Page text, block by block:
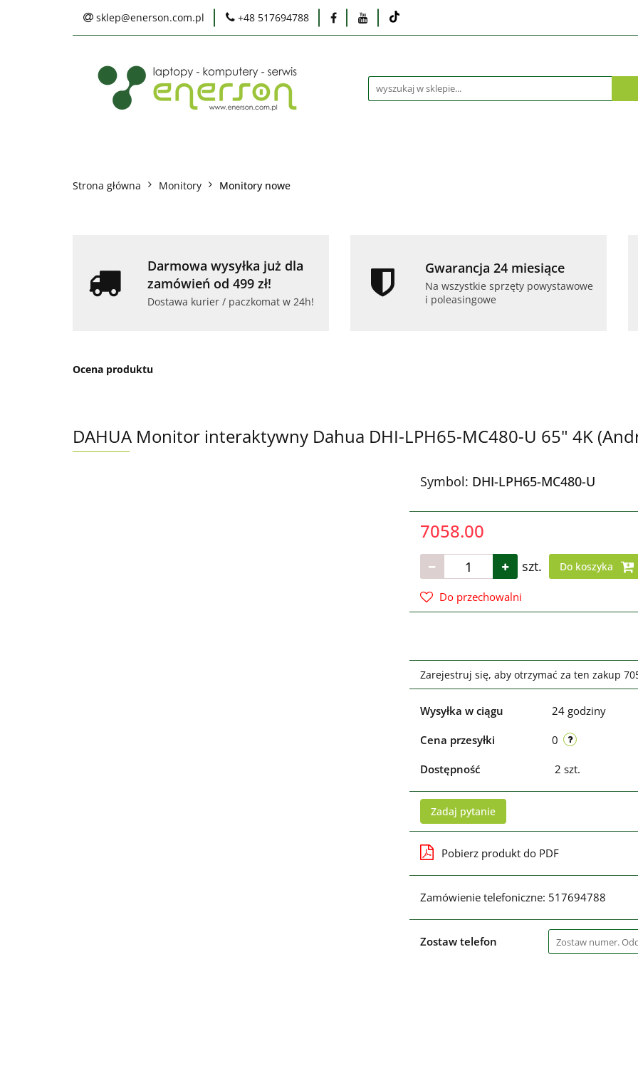
sklep@enerson.com.pl +48 517694788
Serwis
Praca Ochrona środowiska
Laptopy PC Monitory
Karty graficzne Akcesoria Telefony i tablety Serwis Praca
Strona główna Monitory Monitory nowe
Darmowa wysyłka już dla
zamówień od 499 zł!
Dostawa kurier / paczkomat w 24h!
Gwarancja 24 miesiące
Na wszystkie sprzęty powystawowe
i poleasingowe
Ocena produktu
DAHUA Monitor interaktywny Dahua DHI-LPH65-MC480-U 65" 4K
Symbol: DHI-LPH65-MC480-U
7058.00
szt. Do koszyka
Do przechowalni
Zarejestruj się, aby otrzymać za ten zakup
Wysyłka w ciągu 24 godziny
Cena przesyłki 0
Dostępność 2 szt.
Zadaj pytanie
Pobierz produkt do PDF
Zamówienie telefoniczne: 517694788
Zostaw telefon